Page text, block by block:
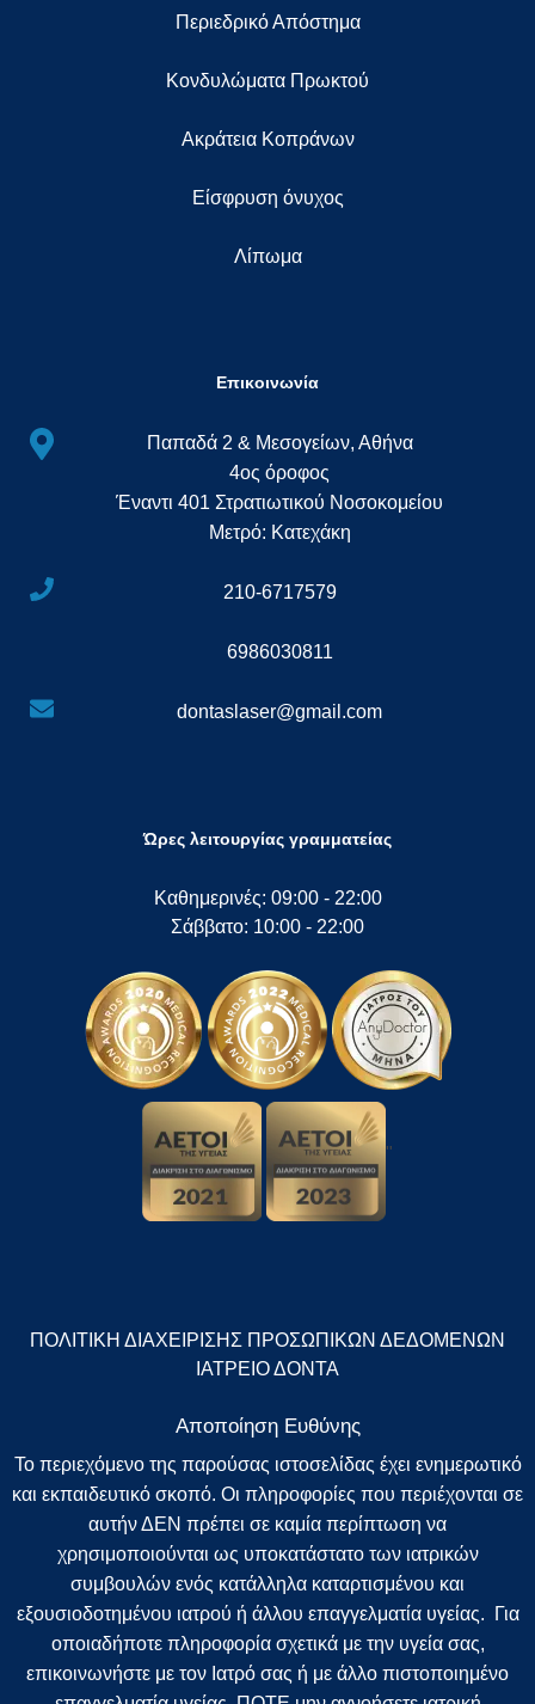
Περιεδρικό Απόστημα
Κονδυλώματα Πρωκτού
Ακράτεια Κοπράνων
Eίσφρυση όνυχος
Λίπωμα
Επικοινωνία
Παπαδά 2 & Μεσογείων, Αθήνα
4ος όροφος
Έναντι 401 Στρατιωτικού Νοσοκομείου
Μετρό: Κατεχάκη
210-6717579
6986030811
dontaslaser@gmail.com
Ώρες λειτουργίας γραμματείας
Καθημερινές: 09:00 - 22:00
Σάββατο: 10:00 - 22:00
"
ΠΟΛΙΤΙΚΗ ΔΙΑΧΕΙΡΙΣΗΣ ΠΡΟΣΩΠΙΚΩΝ ΔΕΔΟΜΕΝΩΝ
ΙΑΤΡΕΙΟ ΔΟΝΤΑ
Αποποίηση Ευθύνης
Το περιεχόμενο της παρούσας ιστοσελίδας έχει ενημερωτικό
και εκπαιδευτικό σκοπό. Οι πληροφορίες που περιέχονται σε
αυτήν ΔΕΝ πρέπει σε καμία περίπτωση να
χρησιμοποιούνται ως υποκατάστατο των ιατρικών
συμβουλών ενός κατάλληλα καταρτισμένου και
εξουσιοδοτημένου ιατρού ή άλλου επαγγελματία υγείας. Για
οποιαδήποτε πληροφορία σχετικά με την υγεία σας,
επικοινωνήστε με τον Ιατρό σας ή με άλλο πιστοποιημένο